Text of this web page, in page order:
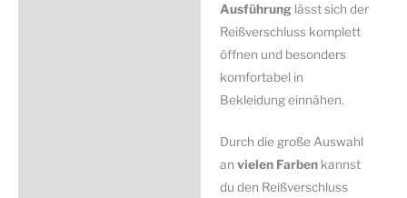
Ausführunglässt sich der
Reißverschluss komplett
öffnen und besonders
komfortabel in
Bekleidung einnähen.
Durch die große Auswahl
an vielen Farbenkannst
du den Reißverschluss